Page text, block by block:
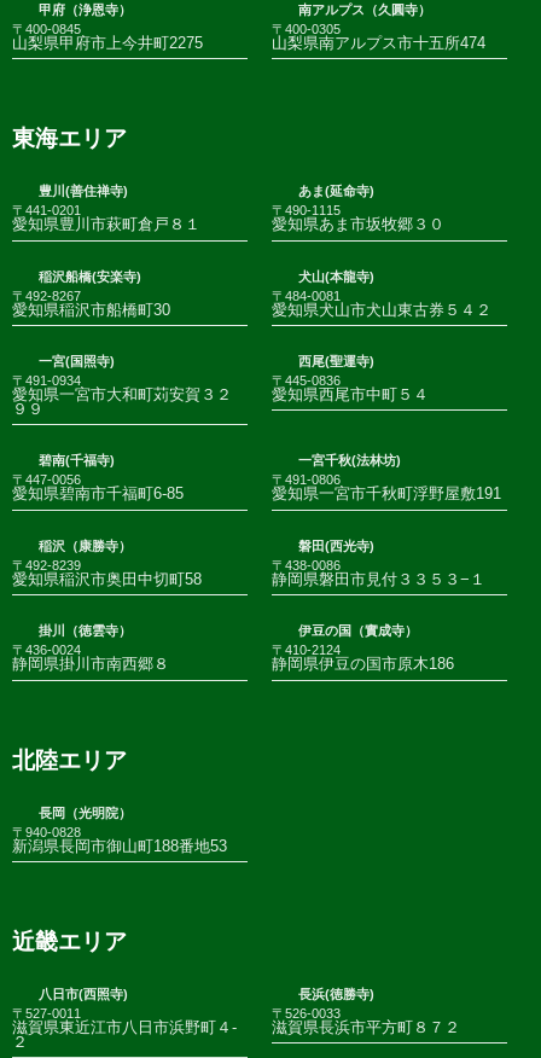
甲府（浄恩寺）
〒400-0845
山梨県甲府市上今井町2275
南アルプス（久圓寺）
〒400-0305
山梨県南アルプス市十五所474
東海エリア
豊川(善住禅寺)
〒441-0201
愛知県豊川市萩町倉戸８１
あま(延命寺)
〒490-1115
愛知県あま市坂牧郷３０
稲沢船橋(安楽寺)
〒492-8267
愛知県稲沢市船橋町30
犬山(本龍寺)
〒484-0081
愛知県犬山市犬山東古券５４２
一宮(国照寺)
〒491-0934
愛知県一宮市大和町苅安賀３２
９９
西尾(聖運寺)
〒445-0836
愛知県西尾市中町５４
碧南(千福寺)
〒447-0056
愛知県碧南市千福町6-85
一宮千秋(法林坊)
〒491-0806
愛知県一宮市千秋町浮野屋敷191
稲沢（康勝寺）
〒492-8239
愛知県稲沢市奥田中切町58
磐田(西光寺)
〒438-0086
静岡県磐田市見付３３５３−１
掛川（徳雲寺）
〒436-0024
静岡県掛川市南西郷８
伊豆の国（實成寺）
〒410-2124
静岡県伊豆の国市原木186
北陸エリア
長岡（光明院）
〒940-0828
新潟県長岡市御山町188番地53
近畿エリア
八日市(西照寺)
〒527-0011
滋賀県東近江市八日市浜野町４-
２
長浜(徳勝寺)
〒526-0033
滋賀県長浜市平方町８７２